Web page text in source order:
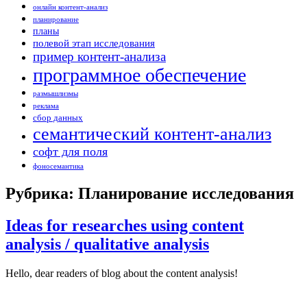
онлайн контент-анализ
планирование
планы
полевой этап исследования
пример контент-анализа
программное обеспечение
размышлизмы
реклама
сбор данных
семантический контент-анализ
софт для поля
фоносемантика
Рубрика: Планирование исследования
Ideas for researches using content
analysis / qualitative analysis
Hello, dear readers of blog about the content analysis!